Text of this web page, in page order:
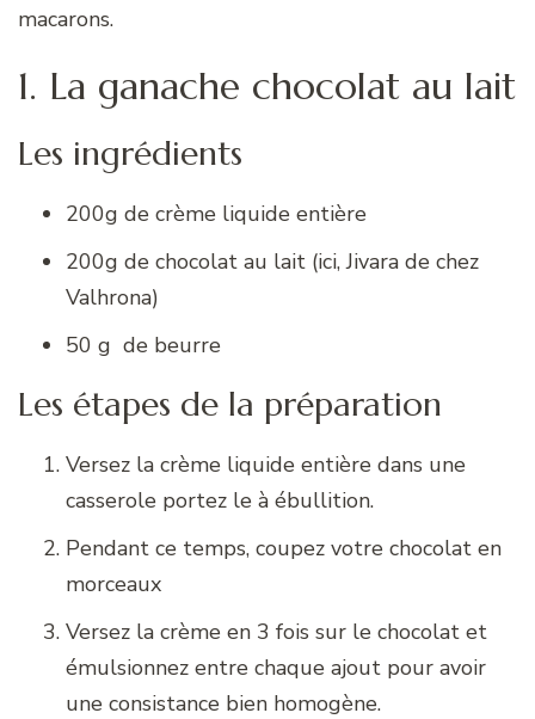
macarons.
1. La ganache chocolat au lait
Les ingrédients
200g de crème liquide entière
200g de chocolat au lait (ici, Jivara de chez
Valhrona)
50 g de beurre
Les étapes de la préparation
Versez la crème liquide entière dans une
casserole portez le à ébullition.
Pendant ce temps, coupez votre chocolat en
morceaux
Versez la crème en 3 fois sur le chocolat et
émulsionnez entre chaque ajout pour avoir
une consistance bien homogène.